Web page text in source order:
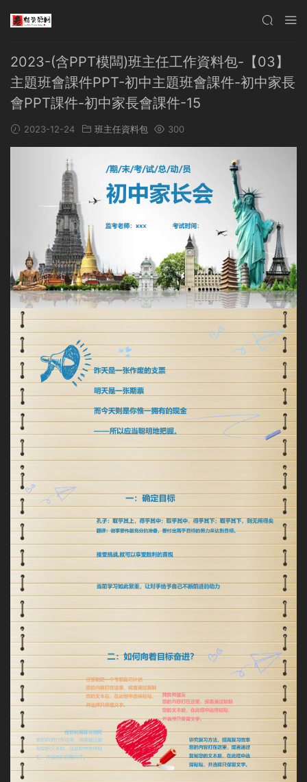
2023-(含PPT模闆)班主任工作資料包-【03】
主題班會課件PPT-初中主題班會課件-初中家長
會PPT課件-初中家長會課件-15
2023-12-24 班主任資料包 300